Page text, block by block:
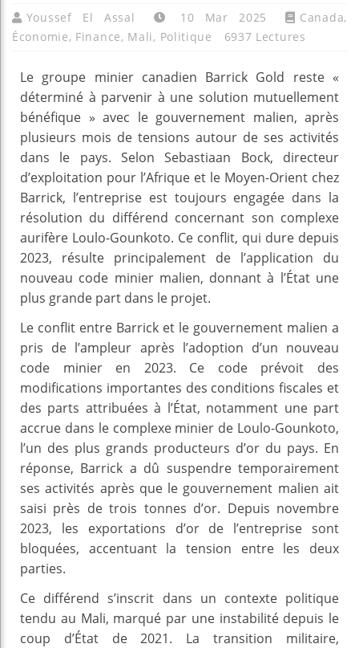
Youssef El Assal 10 Mar 2025 Canada,
Économie, Finance, Mali, Politique 6937 Lectures
Le groupe minier canadien Barrick Gold reste «
déterminé à parvenir à une solution mutuellement
bénéfique » avec le gouvernement malien, après
plusieurs mois de tensions autour de ses activités
dans le pays. Selon Sebastiaan Bock, directeur
d’exploitation pour l’Afrique et le Moyen-Orient chez
Barrick, l’entreprise est toujours engagée dans la
résolution du différend concernant son complexe
aurifère Loulo-Gounkoto. Ce conflit, qui dure depuis
2023, résulte principalement de l’application du
nouveau code minier malien, donnant à l’État une
plus grande part dans le projet.
Le conflit entre Barrick et le gouvernement malien a
pris de l’ampleur après l’adoption d’un nouveau
code minier en 2023. Ce code prévoit des
modifications importantes des conditions fiscales et
des parts attribuées à l’État, notamment une part
accrue dans le complexe minier de Loulo-Gounkoto,
l’un des plus grands producteurs d’or du pays. En
réponse, Barrick a dû suspendre temporairement
ses activités après que le gouvernement malien ait
saisi près de trois tonnes d’or. Depuis novembre
2023, les exportations d’or de l’entreprise sont
bloquées, accentuant la tension entre les deux
parties.
Ce différend s’inscrit dans un contexte politique
tendu au Mali, marqué par une instabilité depuis le
coup d’État de 2021. La transition militaire,